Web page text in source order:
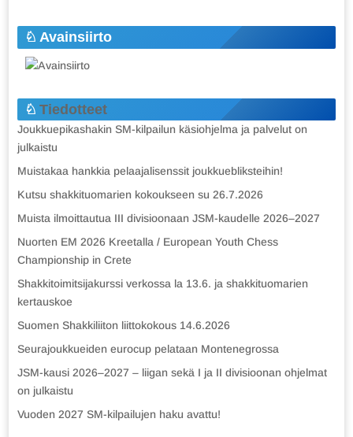
Avainsiirto
Tiedotteet
Joukkuepikashakin SM-kilpailun käsiohjelma ja palvelut on
julkaistu
Muistakaa hankkia pelaajalisenssit joukkuebliksteihin!
Kutsu shakkituomarien kokoukseen su 26.7.2026
Muista ilmoittautua III divisioonaan JSM-kaudelle 2026–2027
Nuorten EM 2026 Kreetalla / European Youth Chess
Championship in Crete
Shakkitoimitsijakurssi verkossa la 13.6. ja shakkituomarien
kertauskoe
Suomen Shakkiliiton liittokokous 14.6.2026
Seurajoukkueiden eurocup pelataan Montenegrossa
JSM-kausi 2026–2027 – liigan sekä I ja II divisioonan ohjelmat
on julkaistu
Vuoden 2027 SM-kilpailujen haku avattu!